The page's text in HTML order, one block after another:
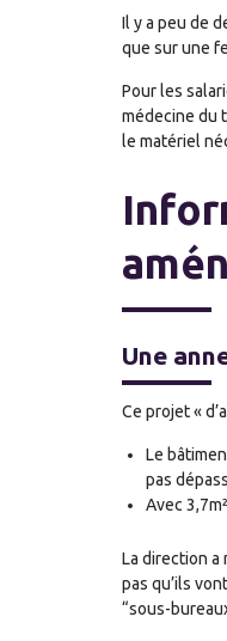
Il y a peu de
que sur une
Pour les
médecine du
le matériel
Une
Ce projet «
Le
pas
Avec
La direction a
pas qu’ils
“sous-